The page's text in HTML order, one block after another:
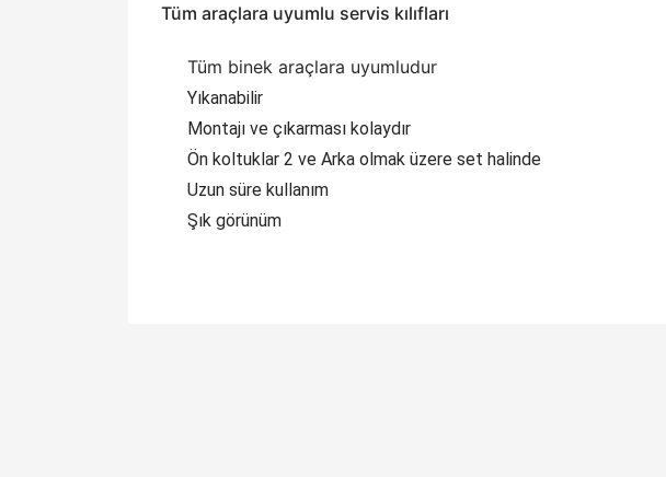
Tüm araçlara uyumlu servis kılıfları
Tüm binek araçlara uyumludur
Yıkanabilir
Montajı ve çıkarması kolaydır
Ön koltuklar 2 ve Arka olmak üzere set halinde
Uzun süre kullanım
Şık görünüm